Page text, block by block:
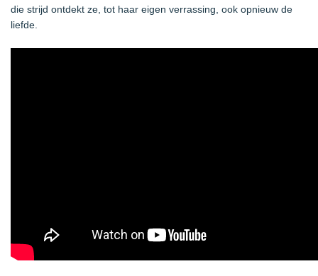
die strijd ontdekt ze, tot haar eigen verrassing, ook opnieuw de
liefde.